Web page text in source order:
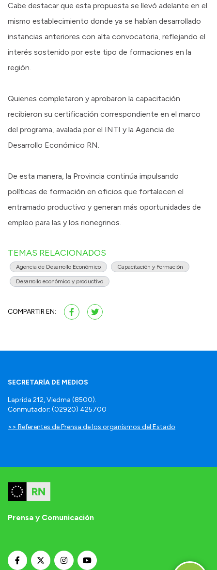
Cabe destacar que esta propuesta se llevó adelante en el
mismo establecimiento donde ya se habían desarrollado
instancias anteriores con alta convocatoria, reflejando el
interés sostenido por este tipo de formaciones en la
región.
Quienes completaron y aprobaron la capacitación
recibieron su certificación correspondiente en el marco
del programa, avalada por el INTI y la Agencia de
Desarrollo Económico RN.
De esta manera, la Provincia continúa impulsando
políticas de formación en oficios que fortalecen el
entramado productivo y generan más oportunidades de
empleo para las y los rionegrinos.
TEMAS RELACIONADOS
Agencia de Desarrollo Económico Capacitación y Formación
Desarrollo económico y productivo
COMPARTIR EN:
SECRETARÍA DE MEDIOS
Laprida 212, Viedma (8500).
Conmutador: (02920) 425700
>> Referentes de Prensa de los organismos del Estado
Prensa y Comunicación